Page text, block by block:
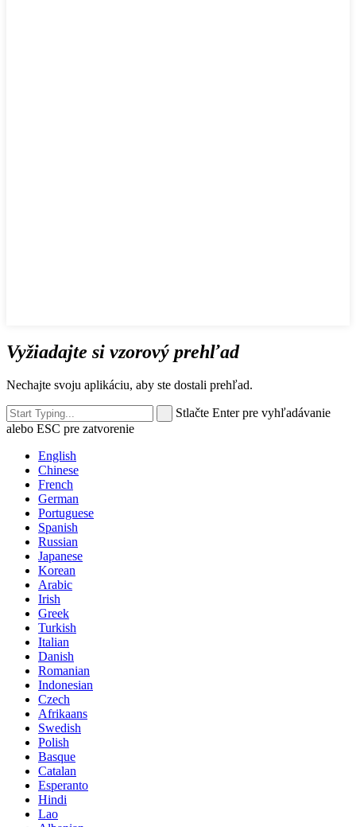
Vyžiadajte si vzorový prehľad
Nechajte svoju aplikáciu, aby ste dostali prehľad.
Stlačte Enter pre vyhľadávanie
alebo ESC pre zatvorenie
English
Chinese
French
German
Portuguese
Spanish
Russian
Japanese
Korean
Arabic
Irish
Greek
Turkish
Italian
Danish
Romanian
Indonesian
Czech
Afrikaans
Swedish
Polish
Basque
Catalan
Esperanto
Hindi
Lao